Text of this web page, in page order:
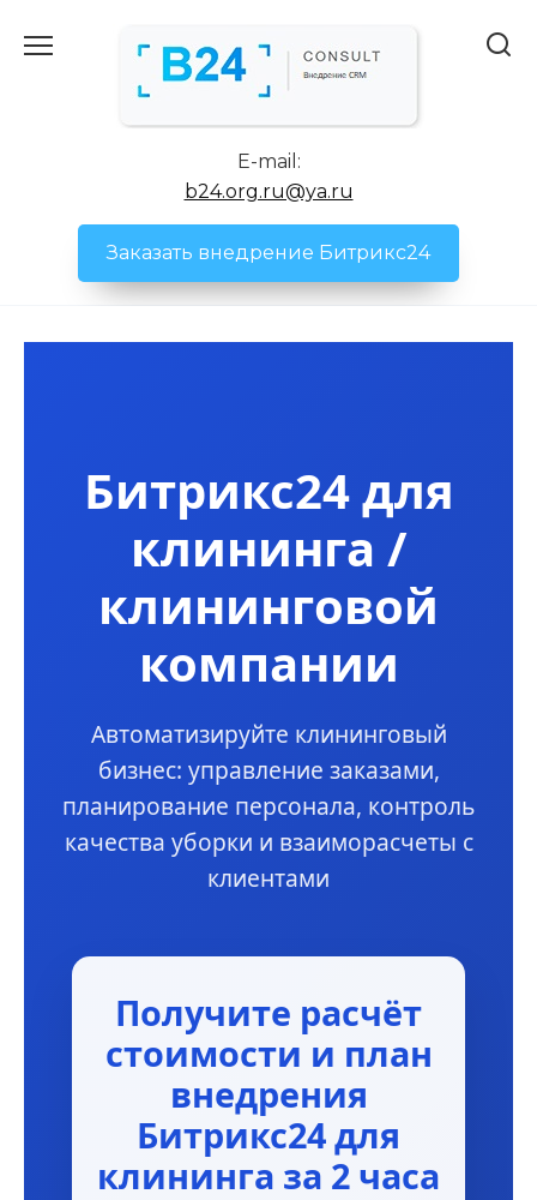
E-mail:
b24.org.ru@ya.ru
Заказать внедрение Битрикс24
Битрикс24 для
клининга /
клининговой
компании
Автоматизируйте клининговый
бизнес: управление заказами,
планирование персонала, контроль
качества уборки и взаиморасчеты с
клиентами
Получите расчёт
стоимости и план
внедрения
Битрикс24 для
клининга за 2 часа